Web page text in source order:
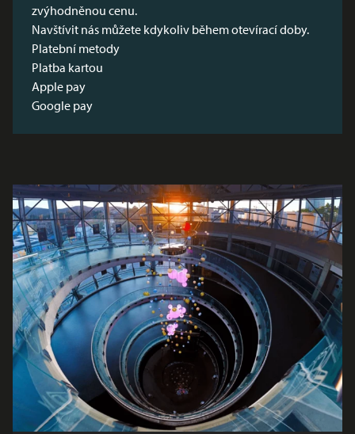
zvýhodněnou cenu.
Navštívit nás můžete kdykoliv běhemotevírací doby.
Platební metody
Platba kartou
Apple pay
Google pay